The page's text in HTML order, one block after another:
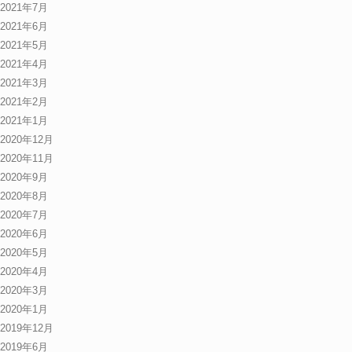
2021年7月
2021年6月
2021年5月
2021年4月
2021年3月
2021年2月
2021年1月
2020年12月
2020年11月
2020年9月
2020年8月
2020年7月
2020年6月
2020年5月
2020年4月
2020年3月
2020年1月
2019年12月
2019年6月